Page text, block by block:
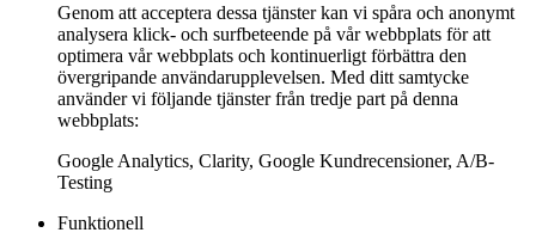
Genom att acceptera dessa tjänster kan vi spåra och anonymt
analysera klick- och surfbeteende på vår webbplats för att
optimera vår webbplats och kontinuerligt förbättra den
övergripande användarupplevelsen. Med ditt samtycke
använder vi följande tjänster från tredje part på denna
webbplats:
Google Analytics, Clarity, Google Kundrecensioner, A/B-
Testing
Funktionell